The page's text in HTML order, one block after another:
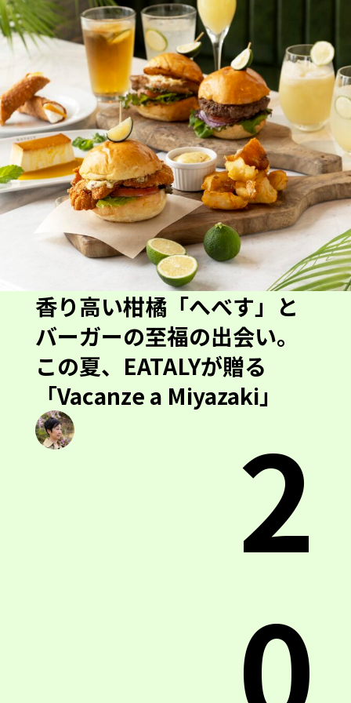
香り高い柑橘「へべす」と
バーガーの至福の出会い。
この夏、EATALYが贈る
「Vacanze a Miyazaki」
2